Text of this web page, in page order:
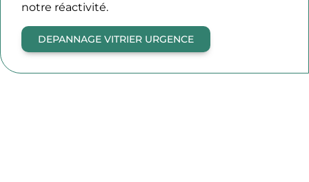
notre réactivité.
DEPANNAGE VITRIER URGENCE